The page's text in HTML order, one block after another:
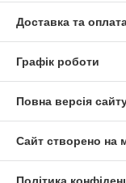
Доставка та
Графік роботи
Повна версія
Сайт створено на